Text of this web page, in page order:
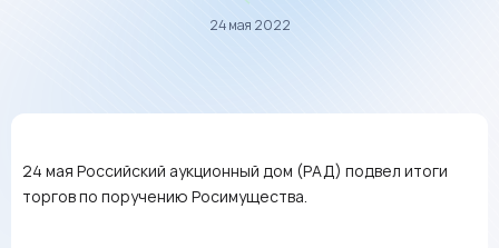
24 мая 2022
24 мая Российский аукционный дом (РАД) подвел итоги
торгов по поручению Росимущества.